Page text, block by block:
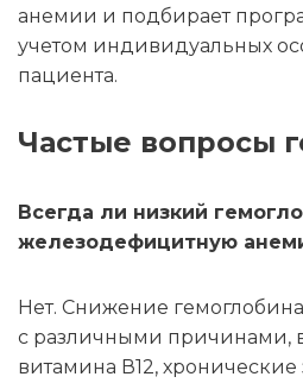
анемии и подбирает
учетом индивидуальных
пациента.
Частые вопросы
Всегда ли низкий
железодефицитную
Нет. Снижение
с различными причинами,
витамина В12, хронические